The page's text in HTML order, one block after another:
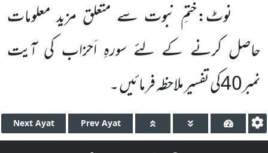
نوٹ:ختمِ نبوت سے متعلق مزید معلومات
حاصل کرنے کے لئے سورہِ اَحزاب کی آیت
نمبر40کی تفسیر ملاحظہ فرمائیں ۔
Next Ayat Prev Ayat